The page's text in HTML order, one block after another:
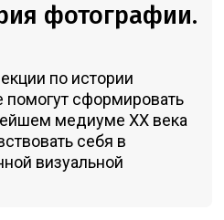
фотографии.
по истории
помогут сформировать
медиуме XX века
себя в
визуальной